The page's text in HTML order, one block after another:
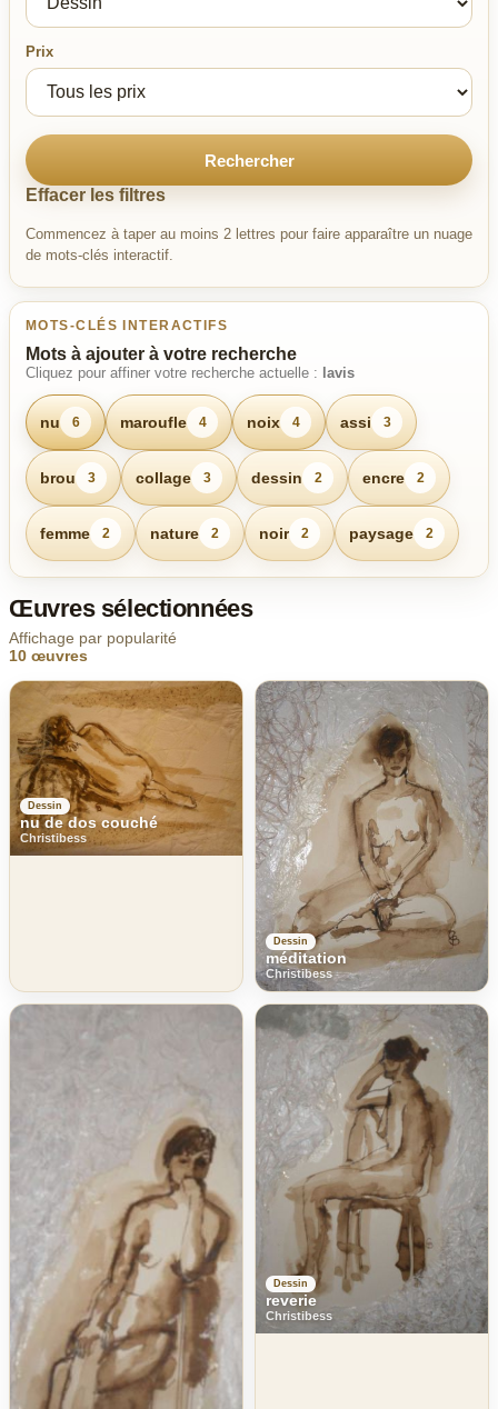
Prix
Rechercher
Effacer les filtres
Commencez à taper au moins 2 lettres pour faire apparaître un nuage
de mots-clés interactif.
MOTS-CLÉS INTERACTIFS
Mots à ajouter à votre recherche
Cliquez pour affiner votre recherche actuelle : lavis
nu 6 maroufle 4 noix 4 assi 3
brou 3 collage 3 dessin 2 encre 2
femme 2 nature 2 noir 2 paysage 2
Œuvres sélectionnées
Affichage par popularité
10 œuvres
Dessin
nu de dos couché
Christibess
Dessin
méditation
Christibess
Dessin
reverie
Christibess